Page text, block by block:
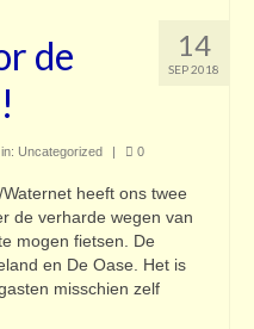
14
SEP 2018
de
Uncategorized | 0
heeft ons twee
de verharde wegen van
mogen fietsen. De
en De Oase. Het is
misschien zelf